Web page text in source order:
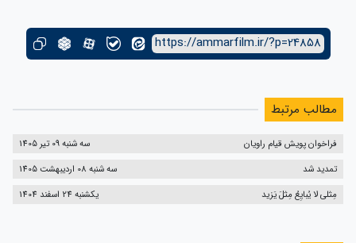
https://ammarfilm.ir/?p=24858
مطالب مرتبط
فراخوان پویش قیام راویان
سه شنبه 09 تیر 1405
تمدید شد
سه شنبه 08 اردیبهشت 1405
مِثلی لا یُبایِعُ مِثلَ یَزید
یکشنبه 24 اسفند 1404